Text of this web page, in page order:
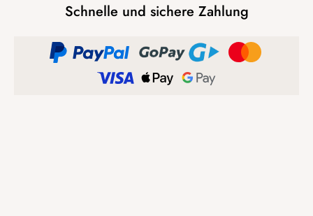
Schnelle und sichere Zahlung